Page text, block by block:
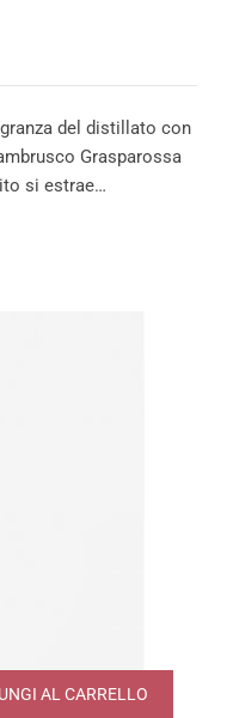
del distillato con
Grasparossa
si estrae…
AL CARRELLO